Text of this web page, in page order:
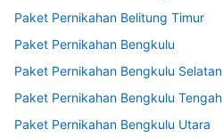
Paket Pernikahan Belitung Timur
Paket Pernikahan Bengkulu
Paket Pernikahan Bengkulu Selatan
Paket Pernikahan Bengkulu Tengah
Paket Pernikahan Bengkulu Utara